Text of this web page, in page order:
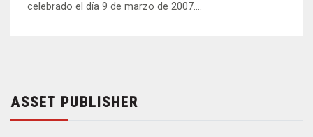
celebrado el día 9 de marzo de 2007....
ASSET PUBLISHER